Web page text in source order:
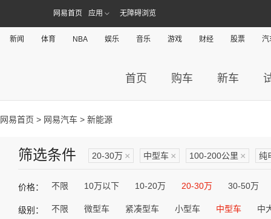
网易首页 应用 无障碍浏览
新闻 体育 NBA 娱乐 音乐 游戏 财经 股票 汽
首页 购车 新车
网易首页 > 网易汽车 > 新能源
筛选条件 20-30万 × 中型车 × 100-200公里 × 纯
价格： 不限 10万以下 10-20万 20-30万 30-50万
级别： 不限 微型车 紧凑型车 小型车 中型车 中